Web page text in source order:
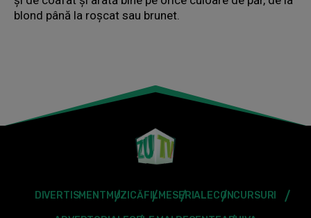
blond până la roșcat sau brunet.
DIVERTISMENT MUZICĂFILMESERIALECONCURSURI